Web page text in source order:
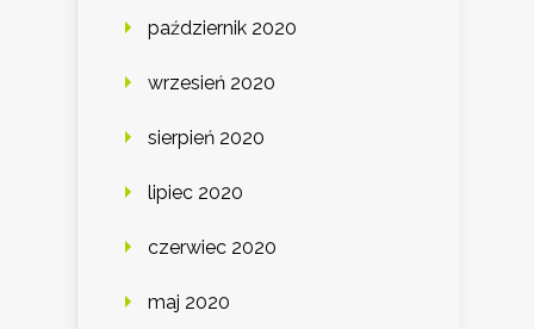
październik 2020
wrzesień 2020
sierpień 2020
lipiec 2020
czerwiec 2020
maj 2020